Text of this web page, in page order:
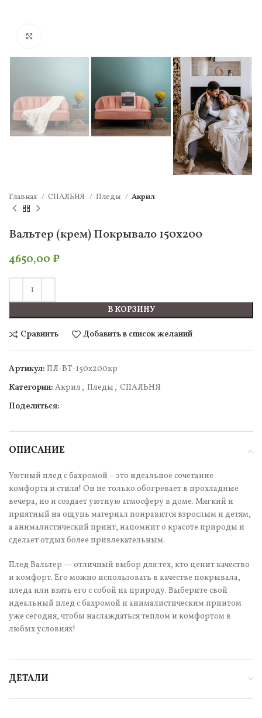
Главная СПАЛЬНЯ Пледы Акрил
Вальтер (крем) Покрывало 150х200
4650,00 ₽
В КОРЗИНУ
Сравнить Добавить в список желаний
Артикул: ПЛ-ВТ-150х200кр
Категории: Акрил , Пледы , СПАЛЬНЯ
Поделиться:
ОПИСАНИЕ
Уютный плед с бахромой – это идеальное сочетание
комфорта и стиля! Он не только обогревает в прохладные
вечера, но и создает уютную атмосферу в доме. Мягкий и
приятный на ощупь материал понравится взрослым и детям,
а анималистический принт, напомнит о красоте природы и
сделает отдых более привлекательным.
Плед Вальтер — отличный выбор для тех, кто ценит качество
и комфорт. Его можно использовать в качестве покрывала,
пледа или взять его с собой на природу. Выберите свой
идеальный плед с бахромой и анималистическим принтом
уже сегодня, чтобы наслаждаться теплом и комфортом в
любых условиях!
ДЕТАЛИ